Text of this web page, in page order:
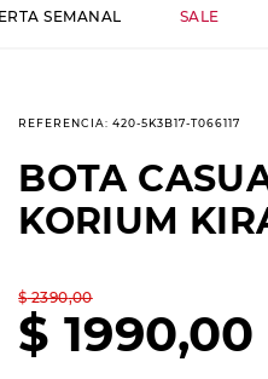
SEMANAL SALE
REFERENCIA:420-5K3B17-T066117
BOTA
KORIUM
$ 2390,00
$ 1990,00